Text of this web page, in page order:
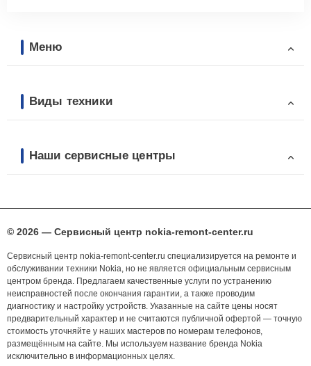
Меню
Виды техники
Наши сервисные центры
© 2026 — Сервисный центр nokia-remont-center.ru
Сервисный центр nokia-remont-center.ru специализируется на ремонте и
обслуживании техники Nokia, но не является официальным сервисным
центром бренда. Предлагаем качественные услуги по устранению
неисправностей после окончания гарантии, а также проводим
диагностику и настройку устройств. Указанные на сайте цены носят
предварительный характер и не считаются публичной офертой — точную
стоимость уточняйте у наших мастеров по номерам телефонов,
размещённым на сайте. Мы используем название бренда Nokia
исключительно в информационных целях.